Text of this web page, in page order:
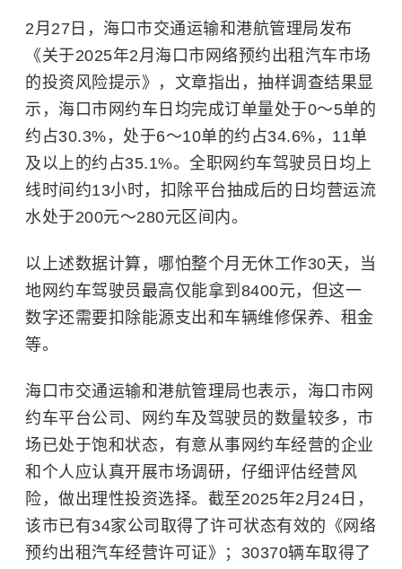
2月27日，海口市交通运输和港航管理局发布
《关于2025年2月海口市网络预约出租汽车市场
的投资风险提示》，文章指出，抽样调查结果显
示，海口市网约车日均完成订单量处于0～5单的
约占30.3%，处于6～10单的约占34.6%，11单
及以上的约占35.1%。 全职网约车驾驶员日均上
线时间约13小时，扣除平台抽成后的日均营运流
水处于200元～280元区间内。
以上述数据计算，哪怕整个月无休工作30天，当
地网约车驾驶员最高仅能拿到8400元，但这一
数字还需要扣除能源支出和车辆维修保养、租金
等。
海口市交通运输和港航管理局也表示，海口市网
约车平台公司、网约车及驾驶员的数量较多，市
场已处于饱和状态，有意从事网约车经营的企业
和个人应认真开展市场调研，仔细评估经营风
险，做出理性投资选择。截至2025年2月24日，
该市已有34家公司取得了许可状态有效的《网络
预约出租汽车经营许可证》；30370辆车取得了